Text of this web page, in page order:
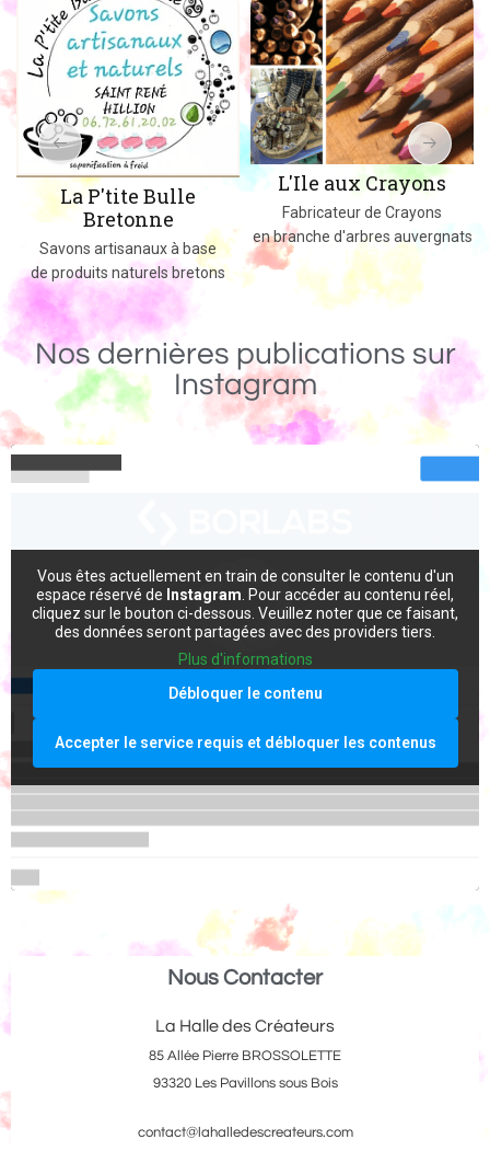
La P'tite Bulle
Bretonne
Savons artisanaux à base
de produits naturels bretons
L'Ile aux Crayons
Fabricateur de Crayons
en branche d'arbres auvergnats
Nos dernières publications sur
Instagram
Vous êtes actuellement en train de consulter le contenu d'un
espace réservé de Instagram . Pour accéder au contenu réel,
cliquez sur le bouton ci-dessous. Veuillez noter que ce faisant,
des données seront partagées avec des providers tiers.
Plus d'informations
Débloquer le contenu
Accepter le service requis et débloquer les contenus
Nous Contacter
La Halle des Créateurs
85 Allée Pierre BROSSOLETTE
93320 Les Pavillons sous Bois
contact@lahalledescreateurs.com